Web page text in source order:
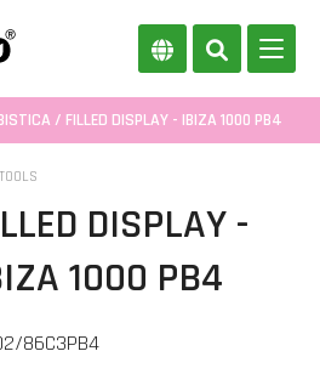
/ FILLED DISPLAY - IBIZA 1000 PB4
DISPLAY -
1000 PB4
86C3PB4